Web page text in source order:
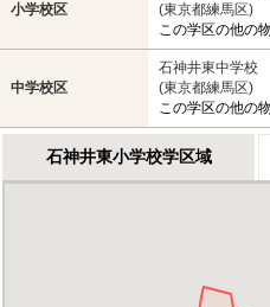
小学校区
(東京都練馬区)
この学区の他の
中学校区
石神井東中学校
(東京都練馬区)
この学区の他の
石神井東小学校学区域